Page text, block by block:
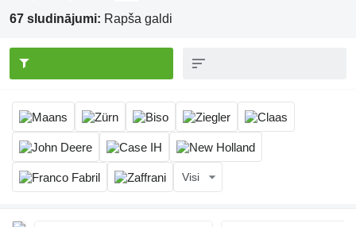
67 sludinājumi: Rapša galdi
Visi